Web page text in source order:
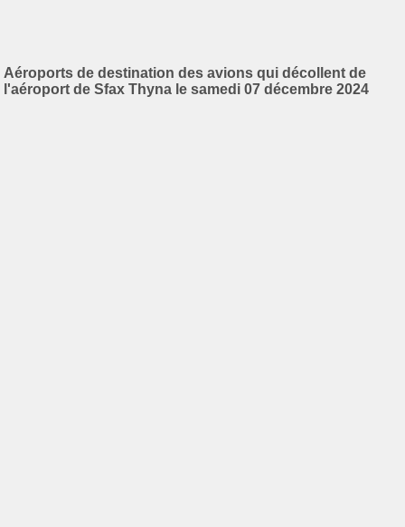
Aéroports de destination des avions qui décollent de
l'aéroport de Sfax Thyna le samedi 07 décembre 2024